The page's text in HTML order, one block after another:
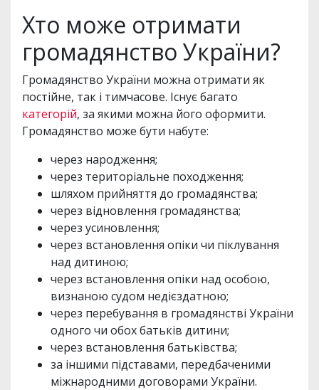
Хто може отримати
громадянство України?
Громадянство України можна отримати як
постійне, так і тимчасове. Існує багато
категорій, за якими можна його оформити.
Громадянство може бути набуте:
через народження;
через територіальне походження;
шляхом прийняття до громадянства;
через відновлення громадянства;
через усиновлення;
через встановлення опіки чи піклування
над дитиною;
через встановлення опіки над особою,
визнаною судом недієздатною;
через перебування в громадянстві України
одного чи обох батьків дитини;
через встановлення батьківства;
за іншими підставами, передбаченими
міжнародними договорами України.